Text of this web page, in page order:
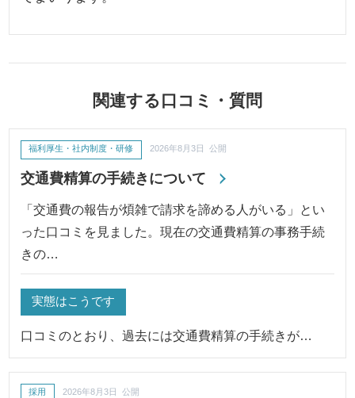
関連する口コミ・質問
交通費精算の手続きについて
福利厚生・社内制度・研修 2026年8月3日 公開
「交通費の報告が煩雑で請求を諦める人がいる」とい
った口コミを見ました。現在の交通費精算の事務手続
きの…
実態はこうです
口コミのとおり、過去には交通費精算の手続きが…
採用 2026年8月3日 公開